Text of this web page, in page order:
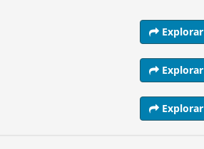
Explorar
Explorar
Explorar